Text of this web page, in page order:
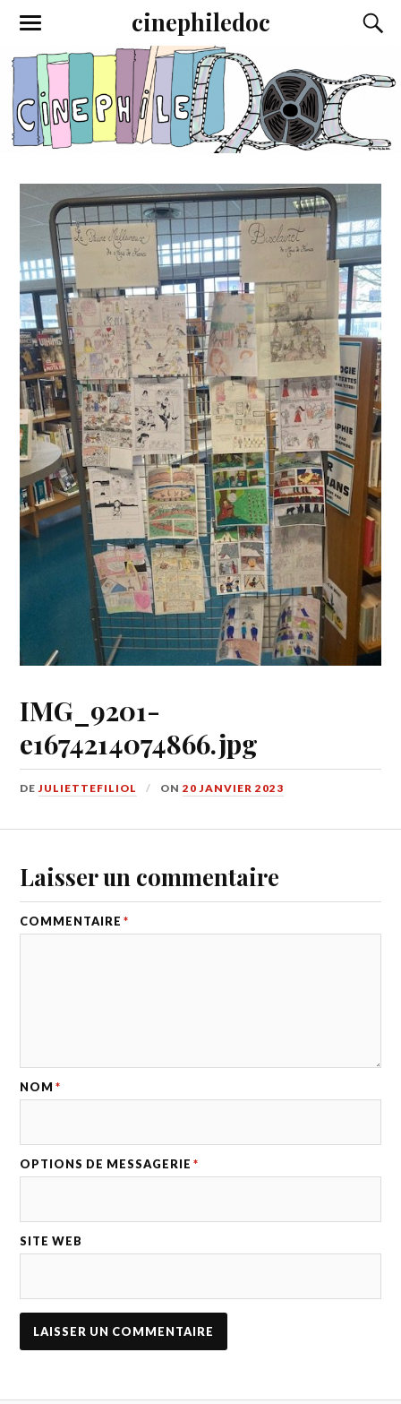
cinephiledoc
IMG_9201-
e1674214074866.jpg
DEJULIETTEFILIOL ON20 JANVIER 2023
Laisser un commentaire
COMMENTAIRE *
NOM *
OPTIONS DE MESSAGERIE *
SITE WEB